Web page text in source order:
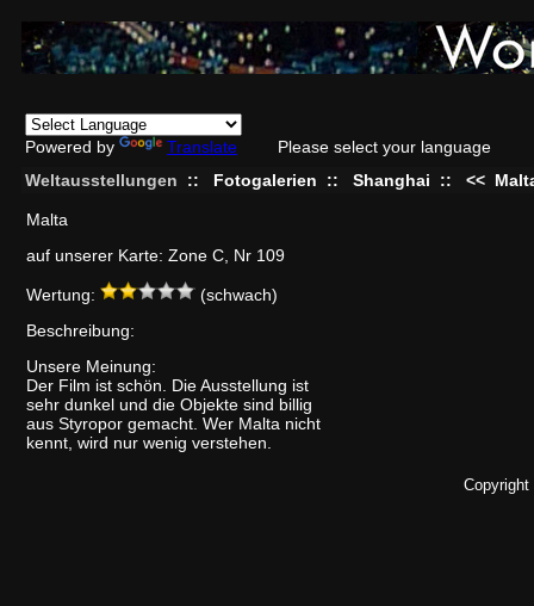
Powered by Translate
Please select your language
Weltausstellungen
:: Fotogalerien :: Shanghai :: <<
Malta
auf unserer Karte: Zone C, Nr 109
Wertung:
(schwach)
Beschreibung:
Unsere Meinung:
Der Film ist schön. Die Ausstellung ist
sehr dunkel und die Objekte sind billig
aus Styropor gemacht. Wer Malta nicht
kennt, wird nur wenig verstehen.